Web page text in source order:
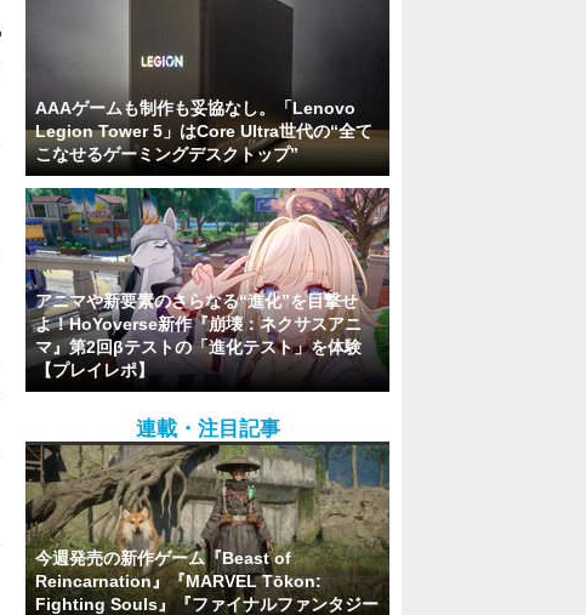
AAAゲームも制作も妥協なし。「Lenovo
Legion Tower 5」はCore Ultra世代の“全て
こなせるゲーミングデスクトップ”
アニマや新要素のさらなる“進化”を目撃せ
よ！HoYoverse新作『崩壊：ネクサスアニ
マ』第2回βテストの「進化テスト」を体験
【プレイレポ】
連載・注目記事
今週発売の新作ゲーム『Beast of
Reincarnation』『MARVEL Tōkon:
Fighting Souls』『ファイナルファンタジー